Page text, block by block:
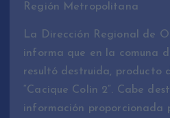
Región Metropolitana
La Dirección Regional de
informa que en la comuna
resultó destruida, producto
“Cacique Colin 2”. Cabe
información proporcionada